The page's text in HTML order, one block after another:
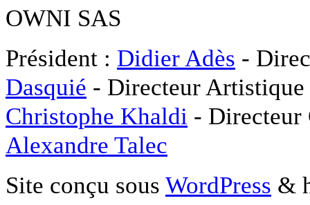
OWNI SAS
Président : Didier Adès -
Dasquié - Directeur
Christophe Khaldi -
Alexandre Talec
Site conçu sous WordPress &